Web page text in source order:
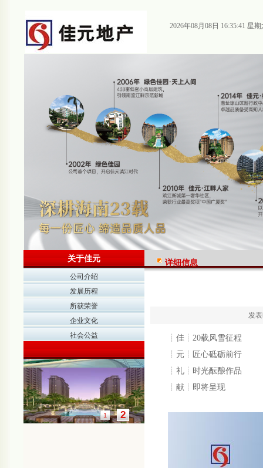
2026年08月08日 16:35:42 星期
关于佳元
公司介绍
发展历程
所获荣誉
企业文化
社会公益
1 2
详细信息
发
┊佳┊20载风雪征程
┊元┊️匠心砥砺前行
┊礼┊时光酝酿作品
┊献┊即将呈现